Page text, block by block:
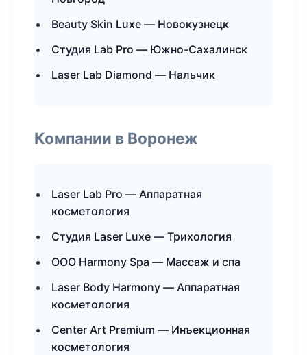
Beauty Skin Luxe — Новокузнецк
Студия Lab Pro — Южно-Сахалинск
Laser Lab Diamond — Нальчик
Компании в Воронеж
Laser Lab Pro — Аппаратная
косметология
Студия Laser Luxe — Трихология
ООО Harmony Spa — Массаж и спа
Laser Body Harmony — Аппаратная
косметология
Center Art Premium — Инъекционная
косметология